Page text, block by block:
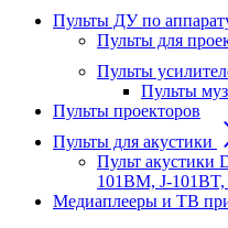
Пульты ДУ по
Пульты для
Пульты
Пульты
Пульты проекторов
Пульты для акустики
Пульт акустики
101BM, J-
Медиаплееры и ТВ